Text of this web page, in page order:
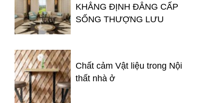
KHẲNG ĐỊNH ĐẲNG CẤP
SỐNG THƯỢNG LƯU
Chất cảm Vật liệu trong Nội
thất nhà ở